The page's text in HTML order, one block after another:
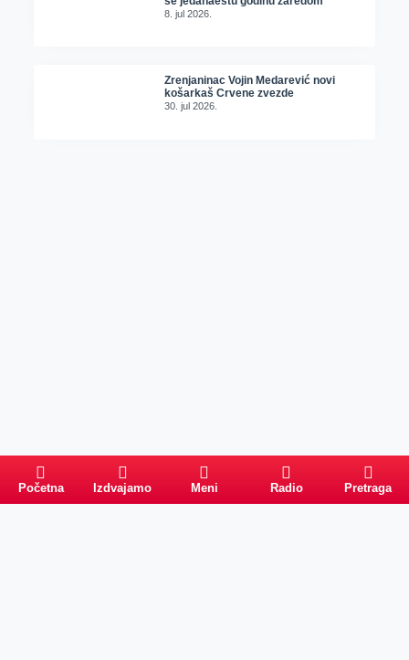
8. jul 2026.
Zrenjaninac Vojin Medarević novi
košarkaš Crvene zvezde
30. jul 2026.
Početna Izdvajamo Meni Radio Pretraga